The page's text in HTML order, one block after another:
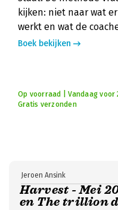
kijken: niet naar wat
werkt en wat de
Boek bekijken
Op voorraad | Vandaag voor
Gratis verzonden
Harvest - Mei
en The trillion
Jeroen Ansink